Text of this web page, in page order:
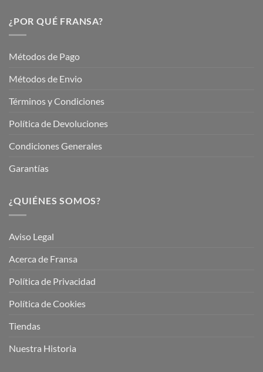
¿POR QUÉ FRANSA?
Métodos de Pago
Métodos de Envio
Términos y Condiciones
Política de Devoluciones
Condiciones Generales
Garantías
¿QUIÉNES SOMOS?
Aviso Legal
Acerca de Fransa
Política de Privacidad
Política de Cookies
Tiendas
Nuestra Historia